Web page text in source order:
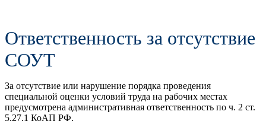
Ответственность за отсутствие
СОУТ
За отсутствие или нарушение порядка проведения
специальной оценки условий труда на рабочих местах
предусмотрена административная ответственность по ч. 2 ст.
5.27.1 КоАП РФ.